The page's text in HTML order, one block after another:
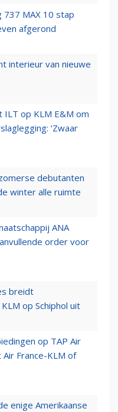
737 MAX 10 stap
afgerond
interieur van nieuwe
op KLM E&M om
‘Zwaar
debutanten
winter alle ruimte
ANA
order voor
breidt
op Schiphol uit
op TAP Air
France-KLM of
enige Amerikaanse